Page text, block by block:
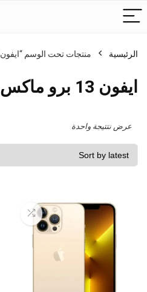
الرئيسية منتجات تحت الوسم “ايفون 13 برو ماكس 256”
ايفون 13 برو ماكس 256
عرض نتتيجة واحدة